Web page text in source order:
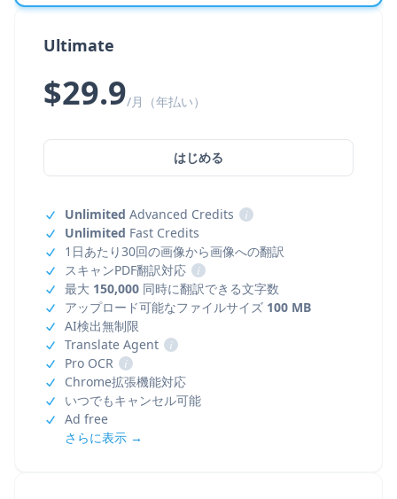
Ultimate
$29.9/月（年払い）
はじめる
Unlimited Advanced Credits
i
Unlimited Fast Credits
1日あたり30回の画像から画像への翻訳
スキャンPDF翻訳対応
i
最大 150,000 同時に翻訳できる文字数
アップロード可能なファイルサイズ 100 MB
AI検出無制限
Translate Agent
i
Pro OCR
i
Chrome拡張機能対応
いつでもキャンセル可能
Ad free
さらに表示 →